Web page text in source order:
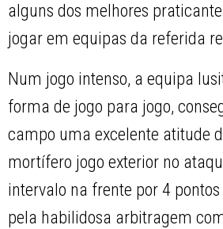
alguns dos melhores
jogar em equipas da referida
Num jogo intenso, a equipa
forma de jogo para jogo,
campo uma excelente atitude
mortífero jogo exterior no
intervalo na frente por 4
pela habilidosa arbitragem